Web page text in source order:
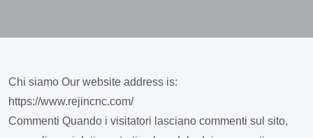
Chi siamo Our website address is:
https://www.rejincnc.com/
Commenti Quando i visitatori lasciano commenti sul sito,